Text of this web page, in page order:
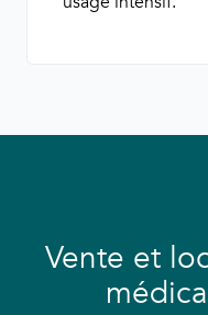
Vente et